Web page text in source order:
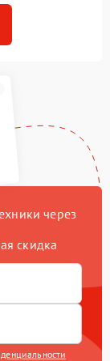
через
скидка